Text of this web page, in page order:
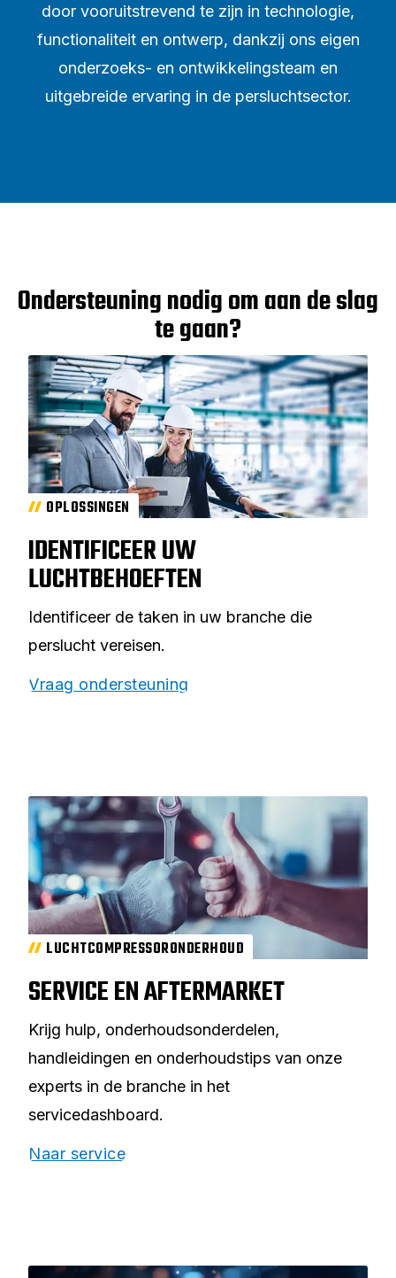
door vooruitstrevend te zijn in technologie,
functionaliteit en ontwerp, dankzij ons eigen
onderzoeks- en ontwikkelingsteam en
uitgebreide ervaring in de persluchtsector.
Ondersteuning nodig om aan de slag
te gaan?
OPLOSSINGEN
IDENTIFICEER UW
LUCHTBEHOEFTEN
Identificeer de taken in uw branche die
perslucht vereisen.
Vraag ondersteuning
LUCHTCOMPRESSORONDERHOUD
SERVICE EN AFTERMARKET
Krijg hulp, onderhoudsonderdelen,
handleidingen en onderhoudstips van onze
experts in de branche in het
servicedashboard.
Naar service